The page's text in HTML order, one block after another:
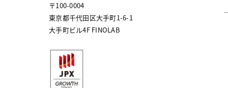
〒100-0004
東京都千代田区大手町1-6-1
大手町ビル4F FINOLAB